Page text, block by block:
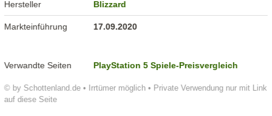
© by Schottenland.de • Irrtümer möglich • Private Verwendung nur mit Link
auf diese Seite
Hersteller Blizzard
Markteinführung 17.09.2020
Verwandte Seiten PlayStation 5 Spiele-Preisvergleich